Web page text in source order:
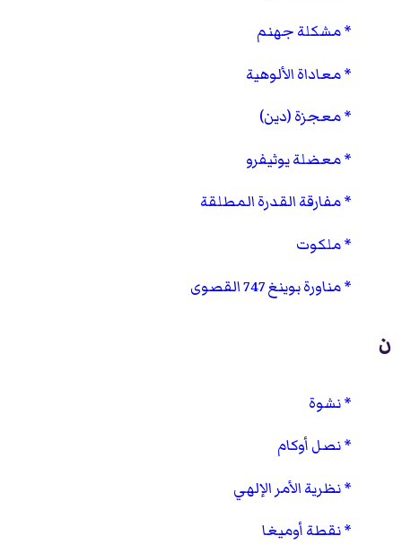
مشكلة جهنم
معاداة الألوهية
معجزة (دين)
معضلة يوثيفرو
مفارقة القدرة المطلقة
ملكوت
مناورة بوينغ 747 القصوى
ن
نشوة
نصل أوكام
نظرية الأمر الإلهي
نقطة أوميغا